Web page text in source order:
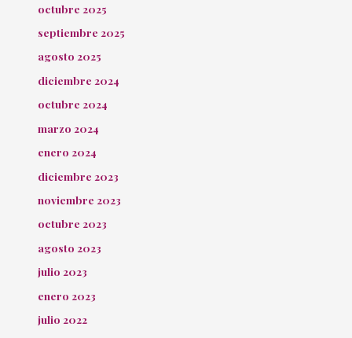
octubre 2025
septiembre 2025
agosto 2025
diciembre 2024
octubre 2024
marzo 2024
enero 2024
diciembre 2023
noviembre 2023
octubre 2023
agosto 2023
julio 2023
enero 2023
julio 2022